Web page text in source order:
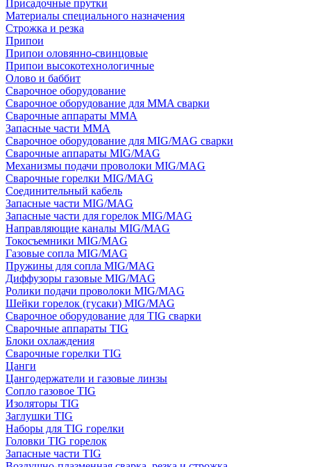
Присадочные прутки
Материалы специального назначения
Строжка и резка
Припои
Припои оловянно-свинцовые
Припои высокотехнологичные
Олово и баббит
Сварочное оборудование
Сварочное оборудование для MMA сварки
Сварочные аппараты MMA
Запасные части MMA
Сварочное оборудование для MIG/MAG сварки
Сварочные аппараты MIG/MAG
Механизмы подачи проволоки MIG/MAG
Сварочные горелки MIG/MAG
Соединительный кабель
Запасные части MIG/MAG
Запасные части для горелок MIG/MAG
Направляющие каналы MIG/MAG
Токосъемники MIG/MAG
Газовые сопла MIG/MAG
Пружины для сопла MIG/MAG
Диффузоры газовые MIG/MAG
Ролики подачи проволоки MIG/MAG
Шейки горелок (гусаки) MIG/MAG
Сварочное оборудование для TIG сварки
Сварочные аппараты TIG
Блоки охлаждения
Сварочные горелки TIG
Цанги
Цангодержатели и газовые линзы
Сопло газовое TIG
Изоляторы TIG
Заглушки TIG
Наборы для TIG горелки
Головки TIG горелок
Запасные части TIG